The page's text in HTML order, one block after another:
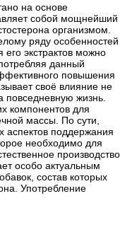
на основе
собой мощнейший
организмом.
ряду особенностей
экстрактов можно
данный
повышения
своё влияние не
повседневную жизнь.
компонентов для
массы. По сути,
аспектов поддержания
необходимо для
производство
особо актуальным
состав которых
Употребление